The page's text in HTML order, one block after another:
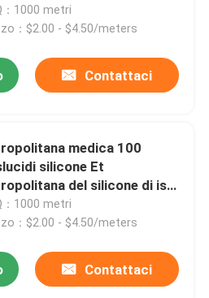
del silicone
：1000 metri
：$2.00 - $4.50/meters
Contattaci
medica 100
silicone Et
del silicone di iso
：1000 metri
：$2.00 - $4.50/meters
Contattaci